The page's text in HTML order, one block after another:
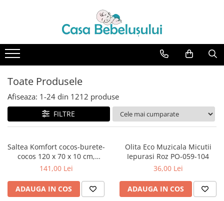
Toate Produsele
Accesorii carucioare copii
Accesorii carucioare
Genti
Aparate de sanatate si ingrijire
copii
Cantare bebelusi si copii
Baie
Accesorii ingrijire copii
Bureti baie cadita
Cadite 86 cm
Toate Produsele
Afiseaza: 1-24 din 1212 produse
FILTRE
Saltea Komfort cocos-burete-
cocos 120 x 70 x 10 cm,
Beberoyal, SA054
141,00 Lei
ADAUGA IN COS
Olita Eco Muzicala Micutii
Iepurasi Roz PO-059-104
36,00 Lei
ADAUGA IN COS